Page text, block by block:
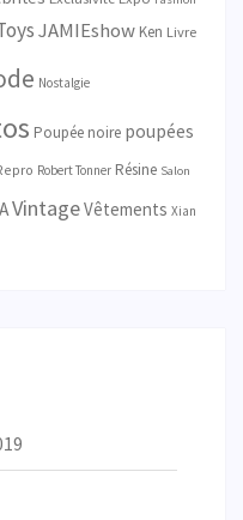
JAMIEshow Ken Livre
Nostalgie
Poupée noire poupées
Robert Tonner Résine Salon
VintageVêtements Xian